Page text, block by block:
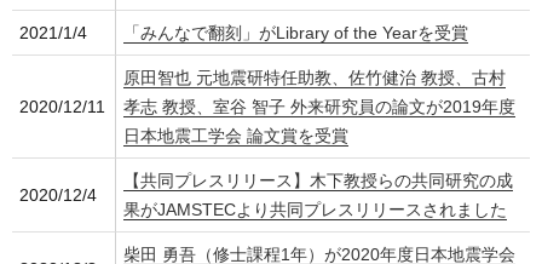
2021/1/4 「みんなで翻刻」がLibrary of the Yearを受賞
2020/12/11
原田智也 元地震研特任助教、佐竹健治 教授、古村
孝志 教授、室谷 智子 外来研究員の論文が2019年度
日本地震工学会 論文賞を受賞
2020/12/4
【共同プレスリリース】木下教授らの共同研究の成
果がJAMSTECより共同プレスリリースされました
柴田 勇吾（修士課程1年）が2020年度日本地震学会